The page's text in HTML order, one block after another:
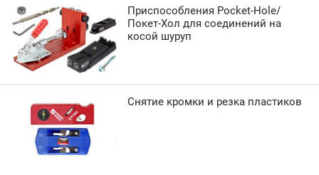
Приспособления Pocket-Hole/
Покет-Хол для соединений на
косой шуруп
Снятие кромки и резка пластиков